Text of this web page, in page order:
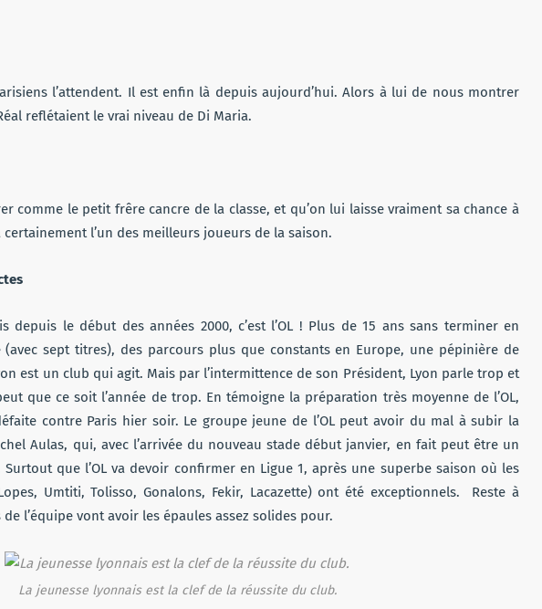
l’attendent. Il est enfin là depuis aujourd’hui. Alors à lui de nous montrer
reflétaient le vrai niveau de Di Maria.
comme le petit frêre cancre de la classe, et qu’on lui laisse vraiment sa chance à
certainement l’un des meilleurs joueurs de la saison.
depuis le début des années 2000, c’est l’OL ! Plus de 15 ans sans terminer en
(avec sept titres), des parcours plus que constants en Europe, une pépinière de
est un club qui agit. Mais par l’intermittence de son Président, Lyon parle trop et
que ce soit l’année de trop. En témoigne la préparation très moyenne de l’OL,
contre Paris hier soir. Le groupe jeune de l’OL peut avoir du mal à subir la
Aulas, qui, avec l’arrivée du nouveau stade début janvier, en fait peut être un
que l’OL va devoir confirmer en Ligue 1, après une superbe saison où les
Umtiti, Tolisso, Gonalons, Fekir, Lacazette) ont été exceptionnels. Reste à
l’équipe vont avoir les épaules assez solides pour.
La jeunesse lyonnais est la clef de la réussite du club.